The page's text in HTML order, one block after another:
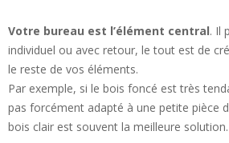
Votre bureau est l’élément central. Il
individuel ou avec retour, le tout est de
le reste de vos éléments.
Par exemple, si le bois foncé est très
pas forcément adapté à une petite pièce
bois clair est souvent la meilleure solution.